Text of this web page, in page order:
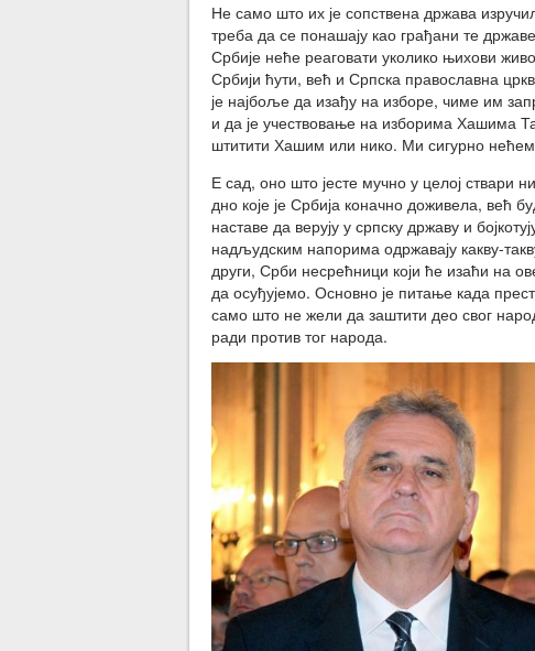
Не само што их је сопствена држава
треба да се понашају као грађани те
Србије неће реаговати уколико њихови
Србији ћути, већ и Српска православна
је најбоље да изађу на изборе, чиме им
и да је учествовање на изборима Хашима
штитити Хашим или нико. Ми сигурно
Е сад, оно што јесте мучно у целој ствари
дно које је Србија коначно доживела, већ
наставе да верују у српску државу и
надљудским напорима одржавају какву-
други, Срби несрећници који ће изаћи на
да осуђујемо. Основно је питање када
само што не жели да заштити део свог
ради против тог народа.